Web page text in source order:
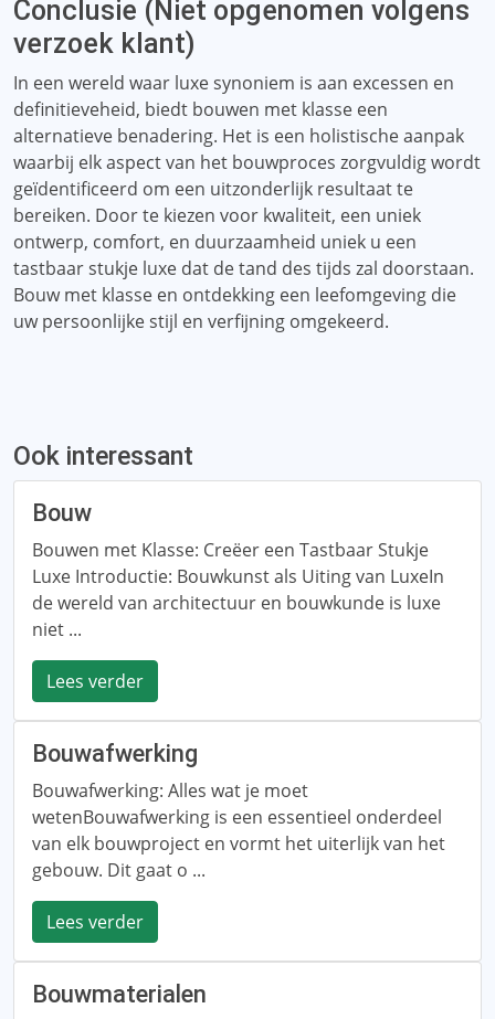
Conclusie (Niet opgenomen volgens
verzoek klant)
In een wereld waar luxe synoniem is aan excessen en
definitieveheid, biedt bouwen met klasse een
alternatieve benadering. Het is een holistische aanpak
waarbij elk aspect van het bouwproces zorgvuldig wordt
geïdentificeerd om een ​​uitzonderlijk resultaat te
bereiken. Door te kiezen voor kwaliteit, een uniek
ontwerp, comfort, en duurzaamheid uniek u een
tastbaar stukje luxe dat de tand des tijds zal doorstaan.
Bouw met klasse en ontdekking een leefomgeving die
uw persoonlijke stijl en verfijning omgekeerd.
Ook interessant
Bouw
Bouwen met Klasse: Creëer een Tastbaar Stukje
Luxe Introductie: Bouwkunst als Uiting van LuxeIn
de wereld van architectuur en bouwkunde is luxe
niet ...
Lees verder
Bouwafwerking
Bouwafwerking: Alles wat je moet
wetenBouwafwerking is een essentieel onderdeel
van elk bouwproject en vormt het uiterlijk van het
gebouw. Dit gaat o ...
Lees verder
Bouwmaterialen